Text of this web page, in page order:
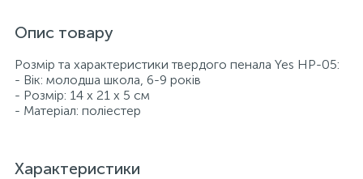
Опис товару
Розмір та характеристики твердого пенала Yes HP-05:
- Вік: молодша школа, 6-9 років
- Розмір: 14 х 21 х 5 см
- Матеріал: поліестер
Характеристики